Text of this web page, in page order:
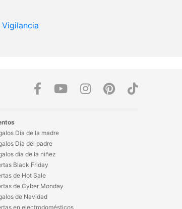
Día de la madre
Día del padre
día de la niñez
Black Friday
de Hot Sale
de Cyber Monday
de Navidad
en electrodomésticos